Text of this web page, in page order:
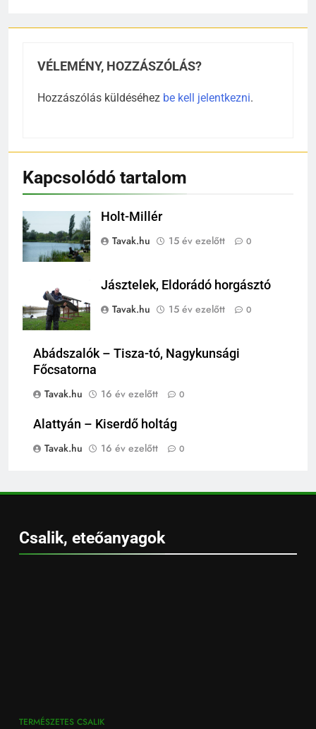
VÉLEMÉNY, HOZZÁSZÓLÁS?
Hozzászólás küldéséhez be kell jelentkezni.
Kapcsolódó tartalom
Holt-Millér
Tavak.hu
15 év ezelőtt 0
Jásztelek, Eldorádó horgásztó
Tavak.hu
15 év ezelőtt 0
Abádszalók – Tisza-tó, Nagykunsági
Főcsatorna
Tavak.hu
16 év ezelőtt 0
Alattyán – Kiserdő holtág
Tavak.hu
16 év ezelőtt 0
Csalik, eteőanyagok
TERMÉSZETES CSALIK